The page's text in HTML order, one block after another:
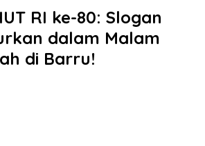
RI ke-80: Slogan
dalam Malam
di Barru!